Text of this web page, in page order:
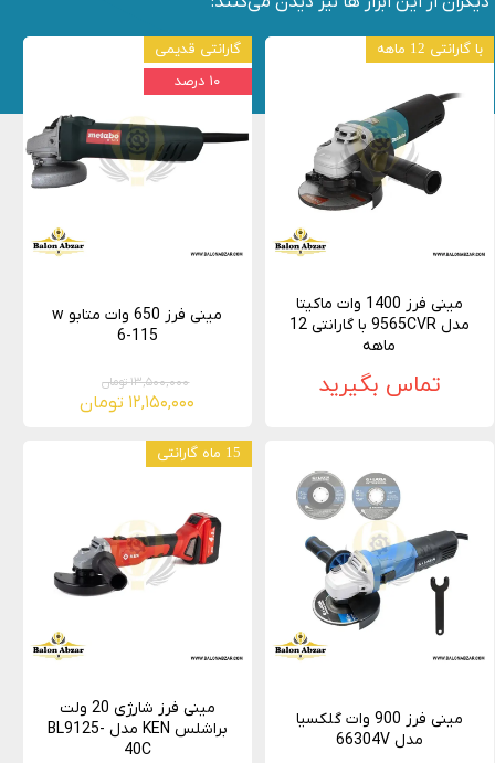
مینی فرز 1400 وات ماکیتا
مدل 9565CVR با گارانتی 12
ماهه
تماس بگیرید
با گارانتی 12 ماهه
مینی فرز 650 وات متابو w
6-115
۱۳,۵۰۰,۰۰۰ تومان
۱۲,۱۵۰,۰۰۰ تومان
گارانتی قدیمی
۱۰ درصد
مینی فرز 900 وات گلکسیا
مدل 66304V
مینی فرز شارژی 20 ولت
براشلس KEN مدل BL9125-
40C
15 ماه گارانتی